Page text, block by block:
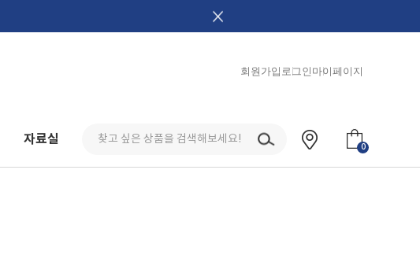
회원가입 로그인 마이페이지
자료실 0